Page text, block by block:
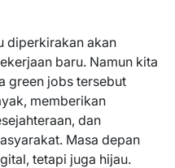
diperkirakan akan
baru. Namun kita
green jobs tersebut
memberikan
dan
Masa depan
tetapi juga hijau.